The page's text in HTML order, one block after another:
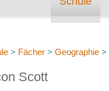
> Fächer > Geographie >
Scott